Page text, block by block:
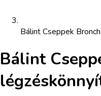
Bálint Cseppek
Bálint